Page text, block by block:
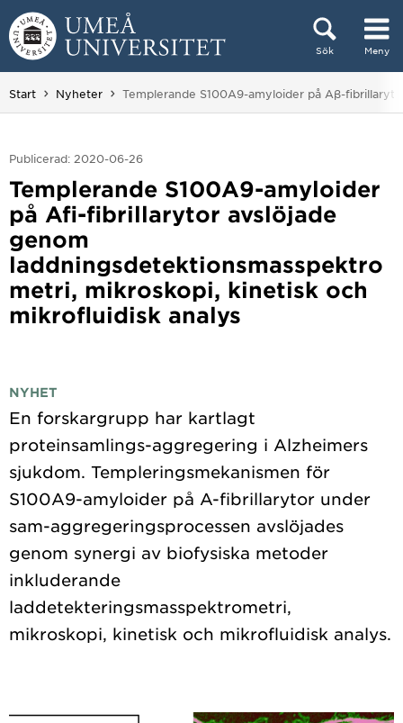
Hoppa direkt till innehållet
Sök Meny
Huvudmenyn dold.
Start Nyheter Du är här:
Templerande S100A9-amyloider på Aβ-
Publicerad: 2020-06-26
Templerande S100A9-amyloider
på Afi-fibrillarytor avslöjade
genom
laddningsdetektionsmasspektro
metri, mikroskopi, kinetisk och
mikrofluidisk analys
NYHET
En forskargrupp har kartlagt
proteinsamlings-aggregering i Alzheimers
sjukdom. Templeringsmekanismen för
S100A9-amyloider på A-fibrillarytor under
sam-aggregeringsprocessen avslöjades
genom synergi av biofysiska metoder
inkluderande
laddetekteringsmasspektrometri,